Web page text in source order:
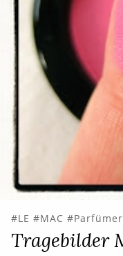
LE MAC
Tragebilder